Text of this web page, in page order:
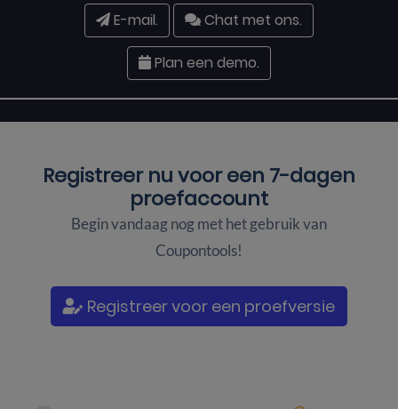
E-mail. Chat met ons.
Plan een demo.
Registreer nu voor een 7-dagen
proefaccount
Begin vandaag nog met het gebruik van
Coupontools!
Registreer voor een proefversie